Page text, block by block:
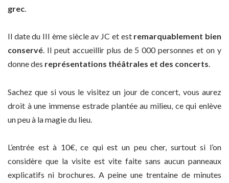
grec.
Il date du III ème siècle av JC et est remarquablement bien
conservé. Il peut accueillir plus de 5 000 personnes et on y
donne des représentations théâtrales et des concerts.
Sachez que si vous le visitez un jour de concert, vous aurez
droit à une immense estrade plantée au milieu, ce qui enlève
un peu à la magie du lieu.
L’entrée est à 10€, ce qui est un peu cher, surtout si l’on
considère que la visite est vite faite sans aucun panneaux
explicatifs ni brochures. A peine une trentaine de minutes